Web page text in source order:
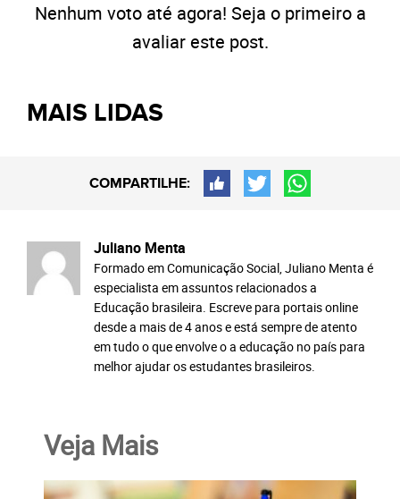
Nenhum voto até agora! Seja o primeiro a
avaliar este post.
MAIS LIDAS
COMPARTILHE:
Juliano Menta
Formado em Comunicação Social, Juliano Menta é
especialista em assuntos relacionados a
Educação brasileira. Escreve para portais online
desde a mais de 4 anos e está sempre de atento
em tudo o que envolve o a educação no país para
melhor ajudar os estudantes brasileiros.
Veja Mais